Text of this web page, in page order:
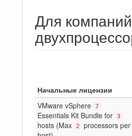
Для
Начальные лицензии
VMware vSphere 7
Essentials Kit Bundle for 3
hosts (Max 2 processors per